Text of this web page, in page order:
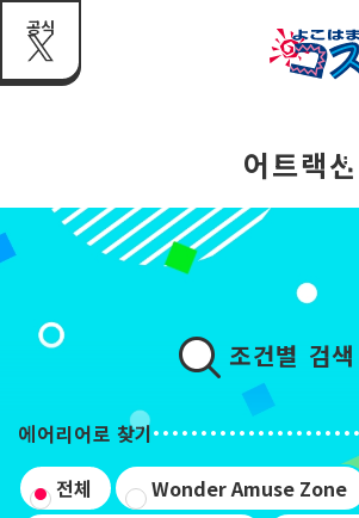
공식
어트랙션
조건별 검색
에어리어로 찾기
전체
Wonder Amuse Zone